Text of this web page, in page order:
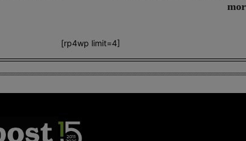
[rp4wp limit=4]